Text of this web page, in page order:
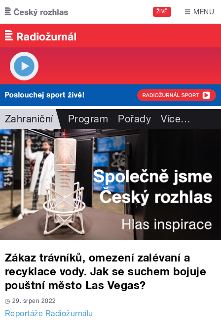
Přejít k hlavnímu obsahu
ŽIVĚ MENU
Zahraniční Program Pořady Více…
Zákaz trávníků, omezení zalévaní a
recyklace vody. Jak se suchem bojuje
pouštní město Las Vegas?
29. srpen 2022
Reportáže Radiožurnálu